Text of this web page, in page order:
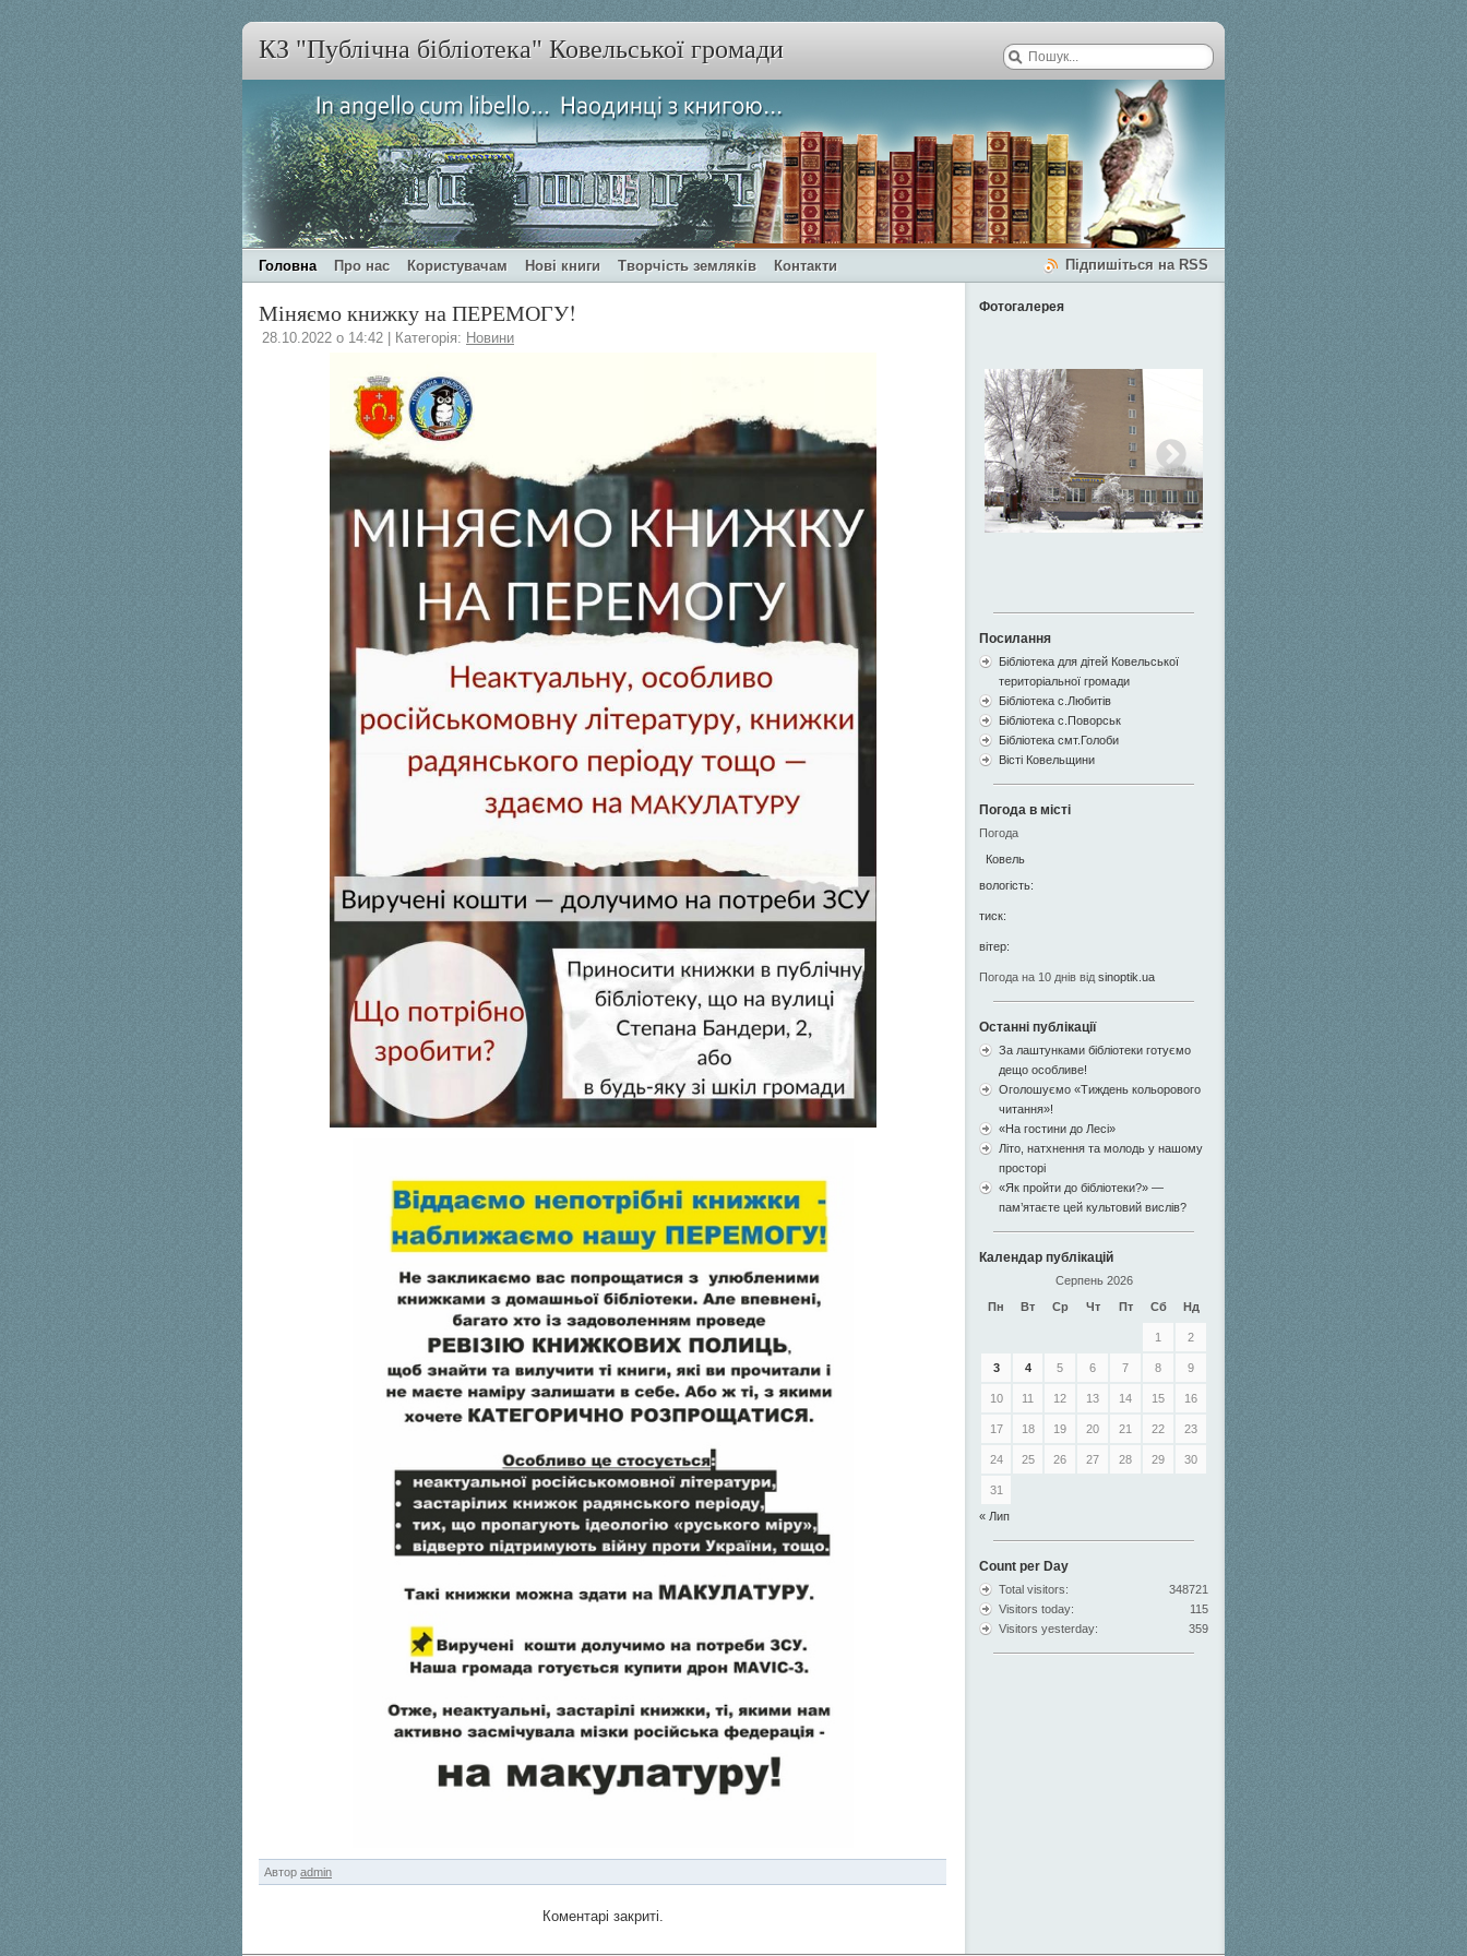
КЗ "Публічна бібліотека" Ковельської громади
Головна Про нас Користувачам Нові книги Творчість земляків Контакти Підпишіться на RSS
Міняємо книжку на ПЕРЕМОГУ!
28.10.2022 о 14:42 | Категорія: Новини
Автор admin
Коментарі закриті.
Фотогалерея
Посилання
Бібліотека для дітей Ковельської
територіальної громади
Бібліотека с.Любитів
Бібліотека с.Поворськ
Бібліотека смт.Голоби
Вісті Ковельщини
Погода в місті
Погода
Ковель
вологість:
тиск:
вітер:
Погода на 10 днів від sinoptik.ua
Останні публікації
За лаштунками бібліотеки готуємо
дещо особливе!
Оголошуємо «Тиждень кольорового
читання»!
«На гостини до Лесі»
Літо, натхнення та молодь у нашому
просторі
«Як пройти до бібліотеки?» —
пам’ятаєте цей культовий вислів?
Календар публікацій
Серпень 2026
Пн
Вт Ср Чт Пт Сб Нд
1 2
3 4 5 6 7 8 9
10 11 12 13 14 15 16
17 18 19 20 21 22 23
24 25 26 27 28 29 30
31
« Лип
Count per Day
348721
Total visitors:
115
Visitors today:
359
Visitors yesterday: